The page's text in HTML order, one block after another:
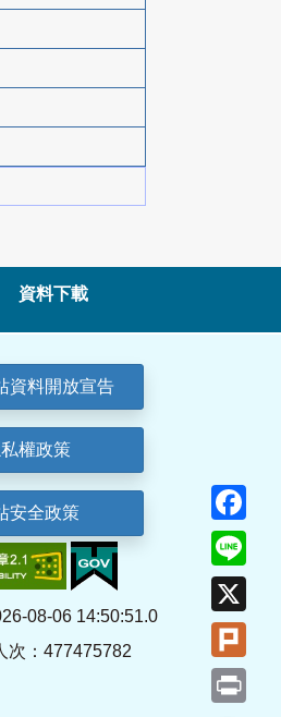
資料下載
資料開放宣告
權政策
安全政策
08-06 14:50:51.0
次：477475782